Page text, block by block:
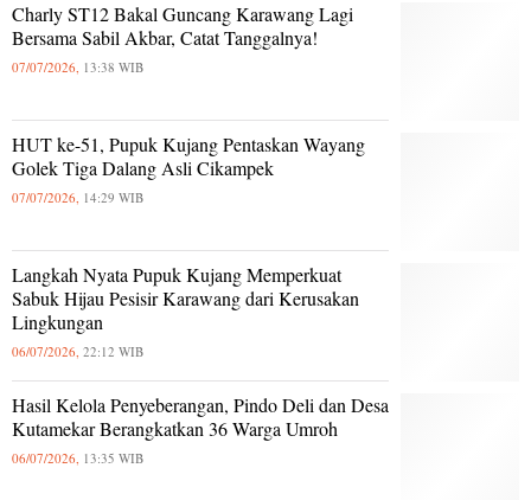
Charly ST12 Bakal Guncang Karawang Lagi
Bersama Sabil Akbar, Catat Tanggalnya!
07/07/2026, 13:38 WIB
HUT ke-51, Pupuk Kujang Pentaskan Wayang
Golek Tiga Dalang Asli Cikampek
07/07/2026, 14:29 WIB
Langkah Nyata Pupuk Kujang Memperkuat
Sabuk Hijau Pesisir Karawang dari Kerusakan
Lingkungan
06/07/2026, 22:12 WIB
Hasil Kelola Penyeberangan, Pindo Deli dan Desa
Kutamekar Berangkatkan 36 Warga Umroh
06/07/2026, 13:35 WIB